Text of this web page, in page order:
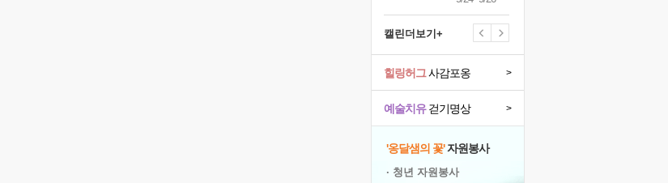
캘린더보기+
예술치유걷기명상 >
힐링허그사감포옹 >
'옹달샘의 꽃'자원봉사
· 청년 자원봉사